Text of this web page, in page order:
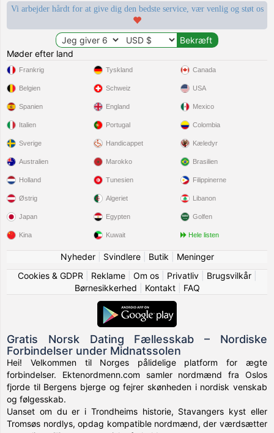
Vi arbejder hårdt for at give dig den bedste service, vær venlig og støt os
Møder efter land
Frankrig
Belgien
Spanien
Italien
Sverige
Tyskland
Schweiz
England
Portugal
Handicappet
Canada
USA
Mexico
Colombia
Kæledyr
Australien
Holland
Østrig
Japan
Kina
Marokko
Tunesien
Algeriet
Egypten
Kuwait
Brasilien
Filippinerne
Libanon
Golfen
Hele listen
Nyheder| Svindlere| Butik
Meninger
Cookies & GDPR
Reklame| Om os| Privatliv| Brugsvilkår|
Børnesikkerhed
Kontakt| FAQ
Gratis Norsk Dating Fællesskab – Nordiske
Forbindelser under Midnatssolen
Hei! Velkommen til Norges pålidelige platform for ægte
forbindelser. Ektenordmenn.com samler nordmænd fra Oslos
fjorde til Bergens bjerge og fejrer skønheden i nordisk venskab
og følgesskab.
Uanset om du er i Trondheims historie, Stavangers kyst eller
Tromsøs nordlys, opdag kompatible nordmænd, der værdsætter